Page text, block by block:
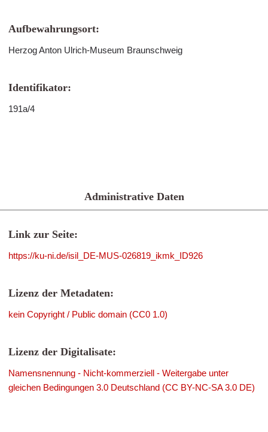
Aufbewahrungsort:
Herzog Anton Ulrich-Museum Braunschweig
Identifikator:
191a/4
Administrative Daten
Link zur Seite:
https://ku-ni.de/isil_DE-MUS-026819_ikmk_ID926
Lizenz der Metadaten:
kein Copyright / Public domain (CC0 1.0)
Lizenz der Digitalisate:
Namensnennung - Nicht-kommerziell - Weitergabe unter
gleichen Bedingungen 3.0 Deutschland (CC BY-NC-SA 3.0 DE)